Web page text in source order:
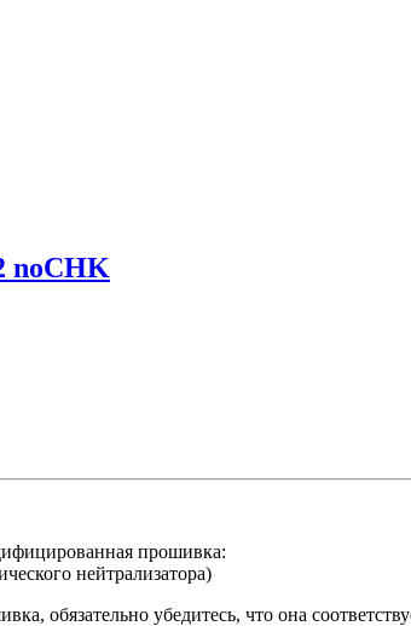
noCHK
прошивка:
нейтрализатора)
обязательно убедитесь, что она